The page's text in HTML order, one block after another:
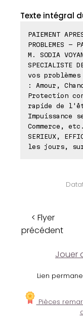
Texte intégral
PAIEMENT
PROBLEMES -
M. SODIA
SPECIALISTE
vos
: Amour,
Protection
rapide de
Impuissance
Commerce,
SERIEUX,
les jours, sur
< Flyer
précédent
Jouer
Lien
Pièces